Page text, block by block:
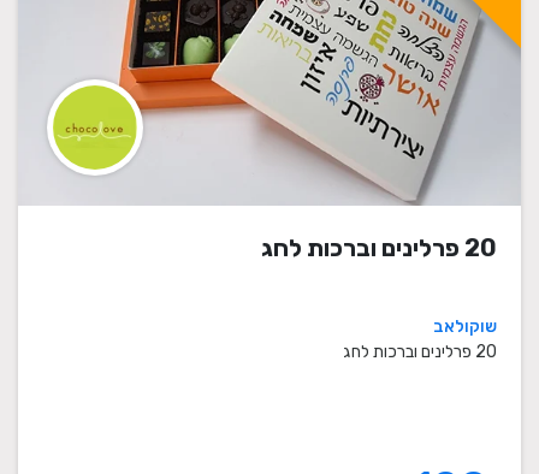
20 פרלינים וברכות לחג
שוקולאב
20 פרלינים וברכות לחג